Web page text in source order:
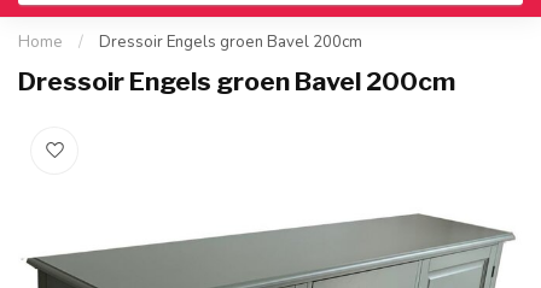
Home / Dressoir Engels groen Bavel 200cm
Dressoir Engels groen Bavel 200cm